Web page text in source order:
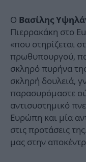
Ο Βασίλης
Πιερρακάκη στο
«που στηρίζεται
πρωθυπουργού,
σκληρό πυρήνα
σκληρή δουλειά,
παρασυρόμαστε
αντισυστημικό
Ευρώπη και μία
στις προτάσεις
μας στην